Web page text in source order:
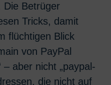
Die Betrüger
Tricks, damit
flüchtigen Blick
von PayPal
– aber nicht „paypal-
die nicht auf